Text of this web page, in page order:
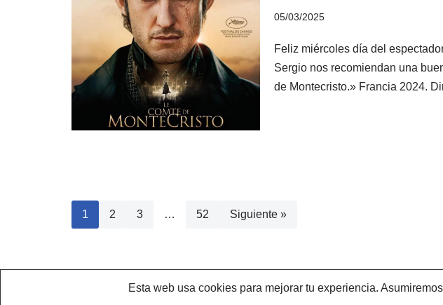
05/03/2025
Feliz miércoles día del
Sergio nos recomiendan una
de Montecristo.» Francia 2024.
1 2 3 … 52 Siguiente »
®2022 AEPYEsta web usa cookies para mejorar tu experiencia.